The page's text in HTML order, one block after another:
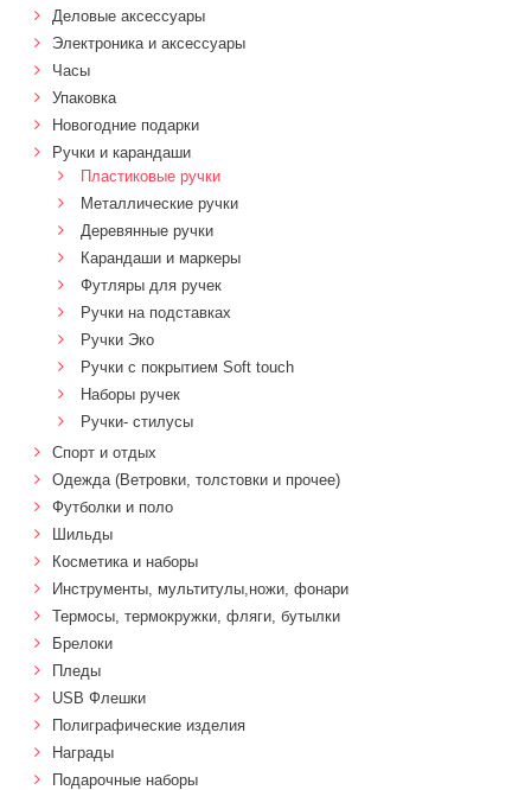
Деловые аксессуары
Электроника и аксессуары
Часы
Упаковка
Новогодние подарки
Ручки и карандаши
Пластиковые ручки
Металлические ручки
Деревянные ручки
Карандаши и маркеры
Футляры для ручек
Ручки на подставках
Ручки Эко
Ручки с покрытием Soft touch
Наборы ручек
Ручки- стилусы
Спорт и отдых
Одежда (Ветровки, толстовки и прочее)
Футболки и поло
Шильды
Косметика и наборы
Инструменты, мультитулы,ножи, фонари
Термосы, термокружки, фляги, бутылки
Брелоки
Пледы
USB Флешки
Полиграфические изделия
Награды
Подарочные наборы